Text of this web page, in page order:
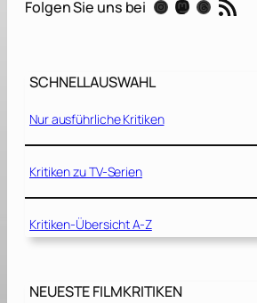
d
F
m
i
l
2
[
0
Folgen Sie uns bei Instagram Mastodon Threads
SCHNELLAUSWAHL
Nur ausführliche Kritiken
Kritiken zu TV-Serien
Kritiken-Übersicht A-Z
NEUESTE FILMKRITIKEN